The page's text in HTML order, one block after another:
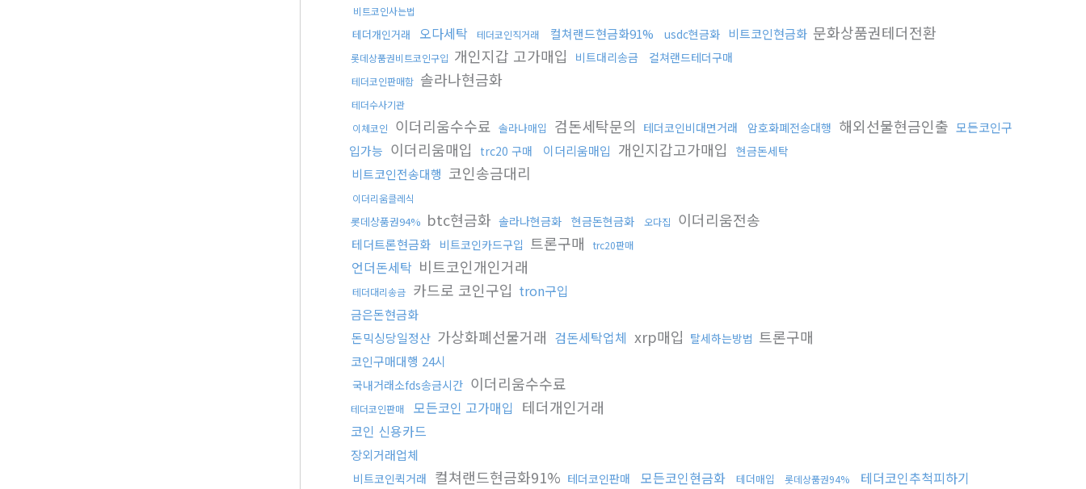
비트코인사는법
테더개인거래 오다세탁 테더코인직거래 컬쳐랜드현금화91% usdc현금화 비트코인현금화 문화상품권테더전환
롯데상품권비트코인구입 개인지갑 고가매입 비트대리송금 컬쳐랜드테더구매
테더코인판매함 솔라나현금화
테더수사기관
이체코인
이더리움수수료 솔라나매입 검돈세탁문의 테더코인비대면거래 암호화폐전송대행 해외선물현금인출 모든코인구
입가능 이더리움매입 trc20 구매 이더리움매입 개인지갑고가매입 현금돈세탁
비트코인전송대행 코인송금대리
이더리움클레식
롯데상품권94% btc현금화 솔라나현금화 현금돈현금화 오다집 이더리움전송
테더트론현금화 비트코인카드구입 트론구매 trc20판매
언더돈세탁 비트코인개인거래
테더대리송금 카드로 코인구입 tron구입
금은돈현금화
돈믹싱당일정산 가상화폐선물거래 검돈세탁업체 xrp매입 탈세하는방법 트론구매
코인구매대행 24시
국내거래소fds송금시간 이더리움수수료
테더코인판매 모든코인 고가매입 테더개인거래
코인 신용카드
장외거래업체
비트코인퀵거래 컬쳐랜드현금화91% 테더코인판매 모든코인현금화 테더매입 롯데상품권94% 테더코인추척피하기